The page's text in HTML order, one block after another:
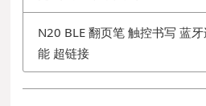
N20 BLE 翻页笔 触控书写 蓝
能 超链接